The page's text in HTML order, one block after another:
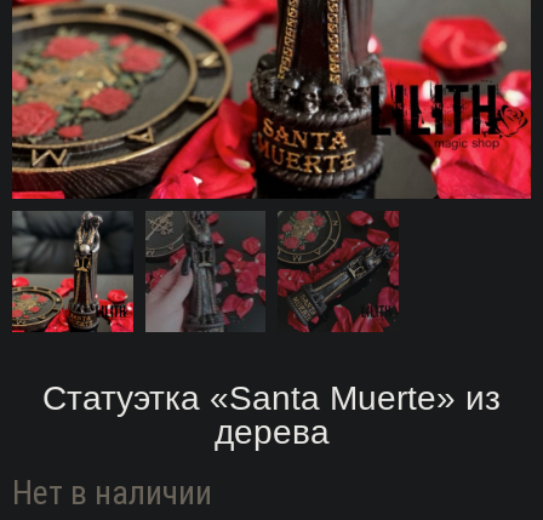
Статуэтка «Santa Muerte» из
дерева
Нет в наличии